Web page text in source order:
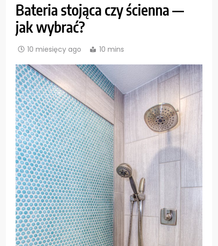
Bateria stojąca czy ścienna —
jak wybrać?
10 miesięcy ago 10 mins